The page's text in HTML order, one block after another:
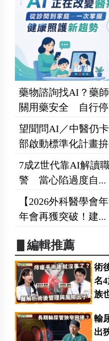
藥物諮詢找AI？藥
關用藥安全 自行停
望聞問AI／中醫仍
部啟動標準化計畫
7成Z世代靠AI解讀
警 當心陷過度自...
【2026外科醫學會
年會再獲突破！建...
▋編輯推薦
術
名
族
輸
出